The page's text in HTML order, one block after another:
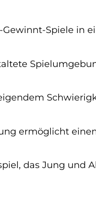
Spiele in
ermöglicht
das Jung und